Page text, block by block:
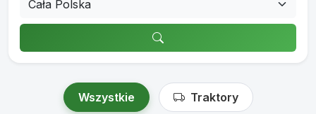
Wszystkie Traktory